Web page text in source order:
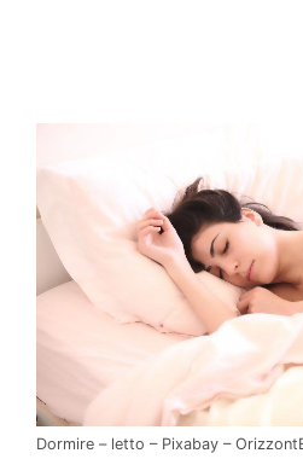
Dormire – letto – Pixabay –